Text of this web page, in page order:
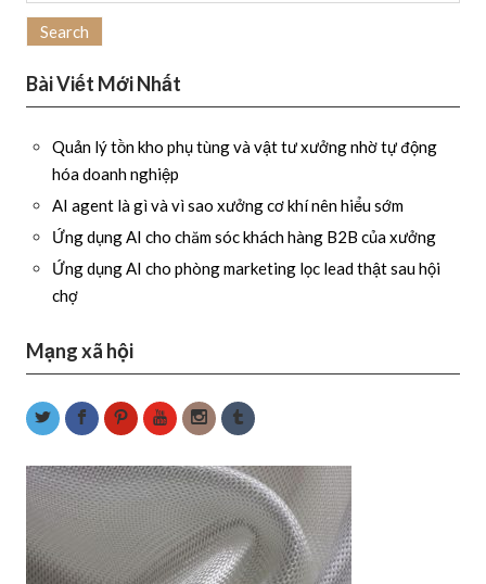
Bài Viết Mới Nhất
Quản lý tồn kho phụ tùng và vật tư xưởng nhờ tự động
hóa doanh nghiệp
AI agent là gì và vì sao xưởng cơ khí nên hiểu sớm
Ứng dụng AI cho chăm sóc khách hàng B2B của xưởng
Ứng dụng AI cho phòng marketing lọc lead thật sau hội
chợ
Mạng xã hội